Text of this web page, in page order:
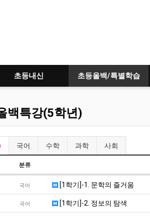
초등내신 초등올백/특별학습
백특강(5학년)
국어 수학 과학 사회
분류
국어 [1학기]-1. 문학의 즐거움
국어 [1학기]-2. 정보의 탐색